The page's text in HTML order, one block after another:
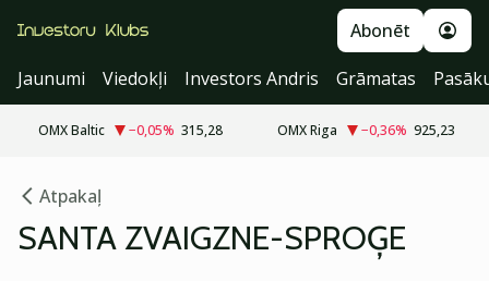
Abonēt
Jaunumi
Viedokļi Investors Andris Grāmatas
OMX Baltic −0,05% 315,28 OMX Riga −0,36% 925,23
Atpakaļ
SANTA ZVAIGZNE-SPROĢE